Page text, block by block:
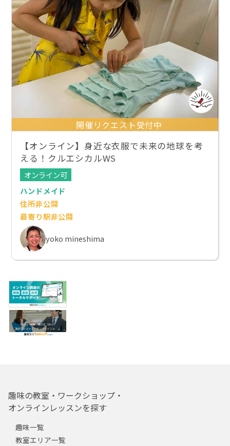
開催リクエスト受付中
【オンライン】身近な衣服で未来の地球を考
える！クルエシカルWS
オンライン可
ハンドメイド
住所非公開
最寄り駅非公開
yoko mineshima
趣味の教室・ワークショップ・
オンラインレッスンを探す
趣味一覧
教室エリア一覧